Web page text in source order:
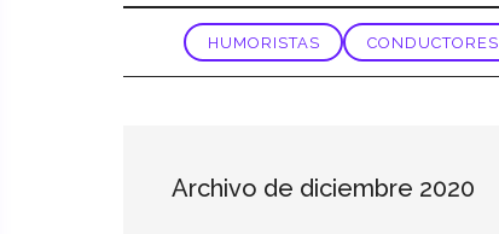
HUMORISTAS CONDUCTORES
Archivo de diciembre 2020